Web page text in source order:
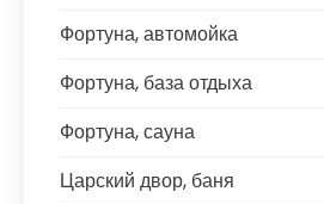
Фортуна, автомойка
Фортуна, база отдыха
Фортуна, сауна
Царский двор, баня